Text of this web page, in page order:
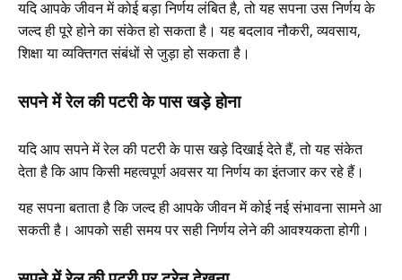
यदि आपके जीवन में कोई बड़ा निर्णय लंबित है, तो यह सपना उस निर्णय के
जल्द ही पूरे होने का संकेत हो सकता है। यह बदलाव नौकरी, व्यवसाय,
शिक्षा या व्यक्तिगत संबंधों से जुड़ा हो सकता है।
सपने में रेल की पटरी के पास खड़े होना
यदि आप सपने में रेल की पटरी के पास खड़े दिखाई देते हैं, तो यह संकेत
देता है कि आप किसी महत्वपूर्ण अवसर या निर्णय का इंतजार कर रहे हैं।
यह सपना बताता है कि जल्द ही आपके जीवन में कोई नई संभावना सामने आ
सकती है। आपको सही समय पर सही निर्णय लेने की आवश्यकता होगी।